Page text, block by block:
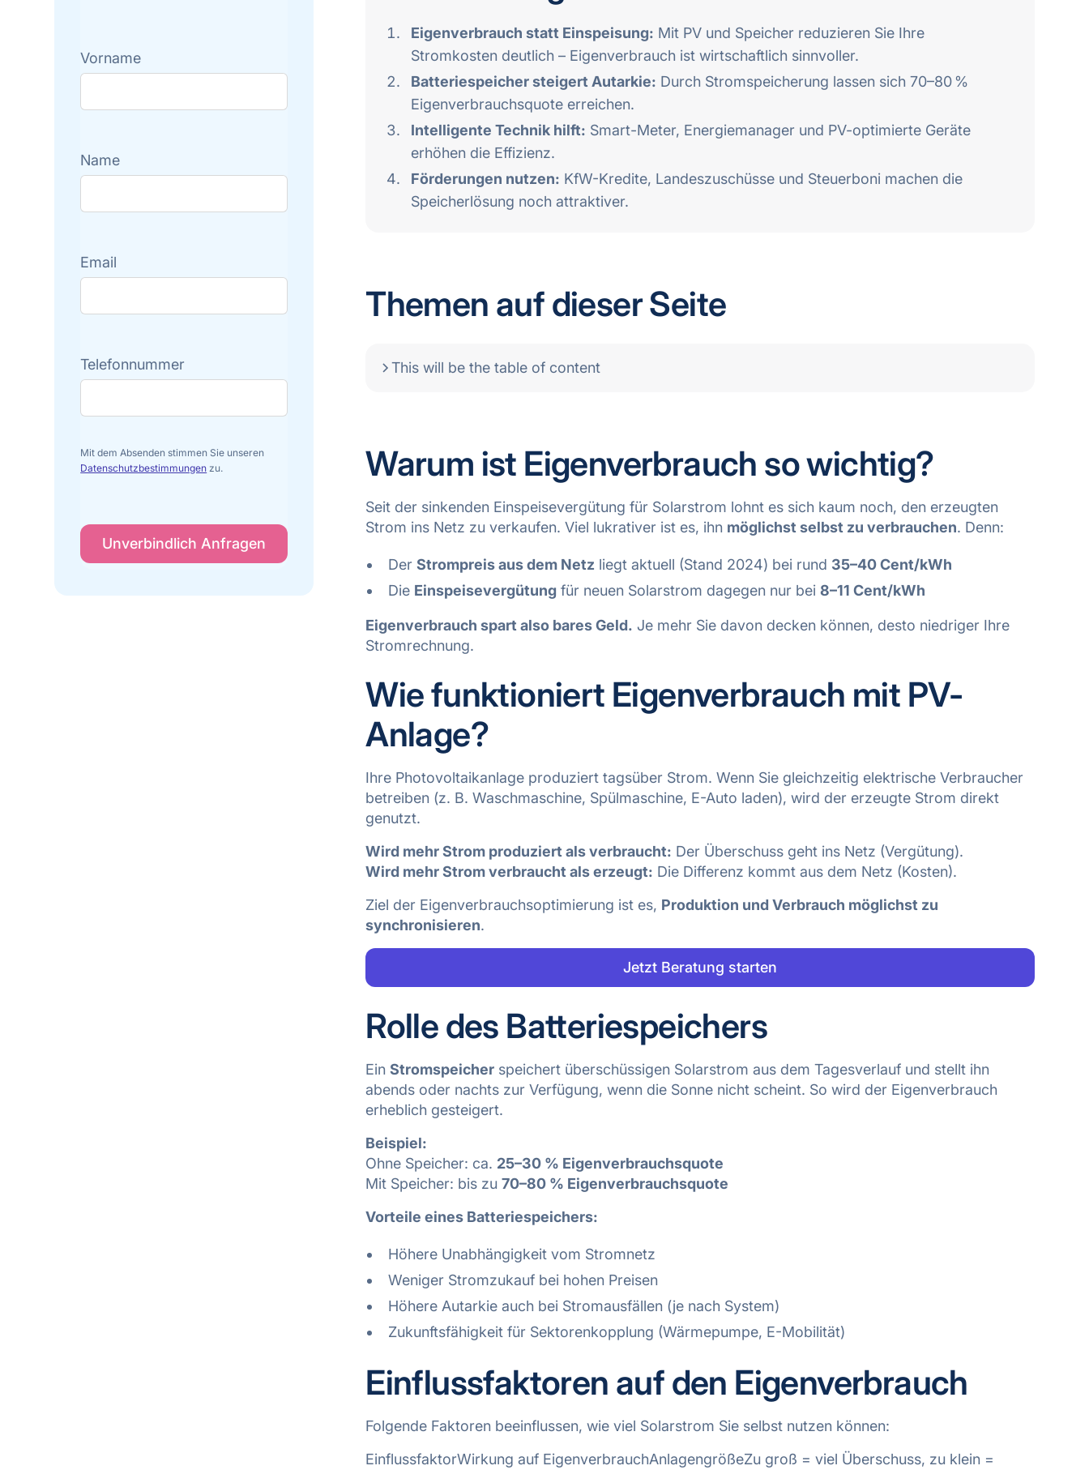
Vorname
Name
Email
Telefonnummer
Mit dem Absenden stimmen Sie unseren
Datenschutzbestimmungen zu.
Eigenverbrauch statt Einspeisung: Mit PV und Speicher reduzieren Sie Ihre
Stromkosten deutlich – Eigenverbrauch ist wirtschaftlich sinnvoller.
Batteriespeicher steigert Autarkie: Durch Stromspeicherung lassen sich 70–80 %
Eigenverbrauchsquote erreichen.
Intelligente Technik hilft: Smart-Meter, Energiemanager und PV-optimierte Geräte
erhöhen die Effizienz.
Förderungen nutzen: KfW-Kredite, Landeszuschüsse und Steuerboni machen die
Speicherlösung noch attraktiver.
Themen auf dieser Seite
This will be the table of content
Warum ist Eigenverbrauch so wichtig?
Seit der sinkenden Einspeisevergütung für Solarstrom lohnt es sich kaum noch, den erzeugten
Strom ins Netz zu verkaufen. Viel lukrativer ist es, ihn möglichst selbst zu verbrauchen. Denn:
DerStrompreis aus dem Netz liegt aktuell (Stand 2024) bei rund 35–40 Cent/kWh
Die Einspeisevergütung für neuen Solarstrom dagegen nur bei8–11 Cent/kWh
Eigenverbrauch spart also bares Geld. Je mehr Sie davon decken können, desto niedriger Ihre
Stromrechnung.
Wie funktioniert Eigenverbrauch mit PV-
Anlage?
Ihre Photovoltaikanlage produziert tagsüber Strom. Wenn Sie gleichzeitig elektrische Verbraucher
betreiben (z. B. Waschmaschine, Spülmaschine, E-Auto laden), wird der erzeugte Strom direkt
genutzt.
Wird mehr Strom produziert als verbraucht: Der Überschuss geht ins Netz (Vergütung).
Wird mehr Strom verbraucht als erzeugt: Die Differenz kommt aus dem Netz (Kosten).
Ziel der Eigenverbrauchsoptimierung ist es, Produktion und Verbrauch möglichst zu
synchronisieren.
Jetzt Beratung starten
Rolle des Batteriespeichers
EinStromspeicher speichert überschüssigen Solarstrom aus dem Tagesverlauf und stellt ihn
abends oder nachts zur Verfügung, wenn die Sonne nicht scheint. So wird der Eigenverbrauch
erheblich gesteigert.
Beispiel:
Ohne Speicher: ca. 25–30 % Eigenverbrauchsquote
Mit Speicher: bis zu70–80 % Eigenverbrauchsquote
Vorteile eines Batteriespeichers:
Höhere Unabhängigkeit vom Stromnetz
Weniger Stromzukauf bei hohen Preisen
Höhere Autarkie auch bei Stromausfällen (je nach System)
Zukunftsfähigkeit für Sektorenkopplung (Wärmepumpe, E-Mobilität)
Einflussfaktoren auf den Eigenverbrauch
Folgende Faktoren beeinflussen, wie viel Solarstrom Sie selbst nutzen können:
EinflussfaktorWirkung auf EigenverbrauchAnlagengrößeZu groß = viel Überschuss, zu klein =